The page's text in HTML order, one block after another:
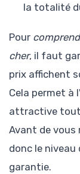
la totalité
Pour
cher, il faut
prix affichent
Cela permet à
attractive tout
Avant de vous
donc le
garantie.